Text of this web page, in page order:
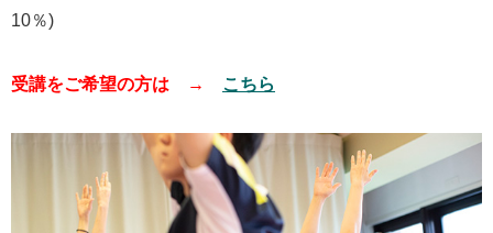
10％)
受講をご希望の方は → こちら